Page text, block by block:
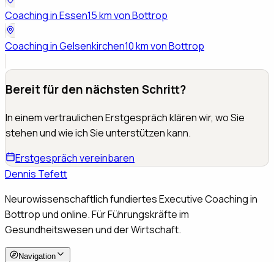
Coaching inEssen15 km von Bottrop
Coaching inGelsenkirchen10 km von Bottrop
Bereit für den nächsten Schritt?
In einem vertraulichen Erstgespräch klären wir, wo Sie
stehen und wie ich Sie unterstützen kann.
Erstgespräch vereinbaren
Dennis Tefett
Neurowissenschaftlich fundiertes Executive Coaching in
Bottrop und online. Für Führungskräfte im
Gesundheitswesen und der Wirtschaft.
Navigation